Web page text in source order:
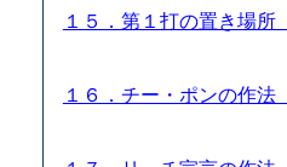
１５．第１打の置き場所
１６．チー・ポンの作法